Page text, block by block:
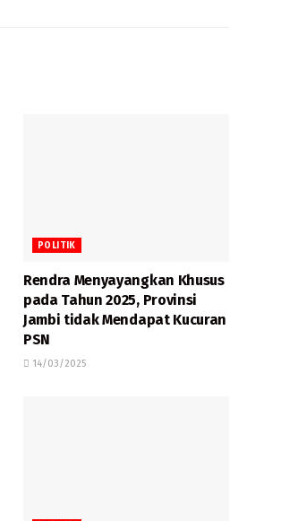
POLITIK
Rendra Menyayangkan Khusus
pada Tahun 2025, Provinsi
Jambi tidak Mendapat Kucuran
PSN
14/03/2025